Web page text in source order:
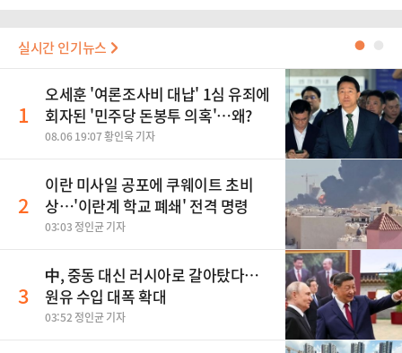
실시간 인기뉴스 ●
1
오세훈 '여론조사비 대납' 1심 유죄에
회자된 '민주당 돈봉투 의혹'…왜?
08.06 19:07 황인욱 기자
2
이란 미사일 공포에 쿠웨이트 초비
상…'이란계 학교 폐쇄' 전격 명령
03:03 정인균 기자
3
中, 중동 대신 러시아로 갈아탔다…
원유 수입 대폭 확대
03:52 정인균 기자